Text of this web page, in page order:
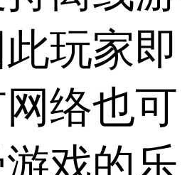
玩家即
络也可
戏的乐